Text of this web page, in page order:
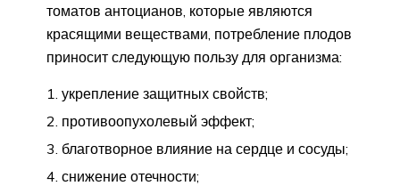
томатов антоцианов, которые являются
красящими веществами, потребление плодов
приносит следующую пользу для организма:
укрепление защитных свойств;
противоопухолевый эффект;
благотворное влияние на сердце и сосуды;
снижение отечности;